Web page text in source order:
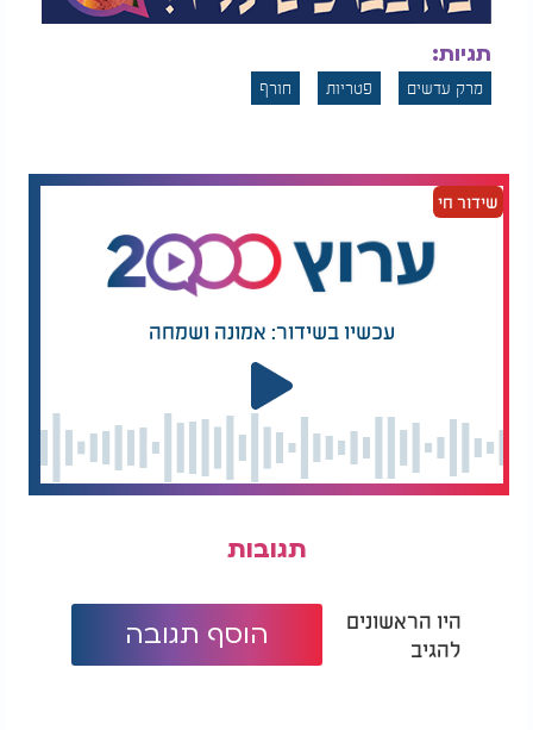
חבילת אטריות דקות
כף וחצי אבקת מרק (או תחליף טבעי לפי הטעם)
מלח, כורכום, פלפל לבן לפי הטעם
אופן ההכנה:
מחממים בסיר רחב את שמן הזית ומטגנים את הבצל, השום
והסלרי על אש נמוכה 2-3 דקות, עד שהירקות מתרככים קלות.
מוסיפים את הקמח ומערבבים עד שהוא נטמע בתערובת.
חותכים את הפטריות לפרוסות ומוסיפים לסיר, מערבבים
יוצקים את המים הרותחים ומוסיפים את אבקת המרק.
מוסיפים את העדשים ומתבלים במלח, כורכום ופלפל לבן.
מוסיפים את האטריות ומבשלים עוד 5-7 דקות, עד שהן רכות.
מוסיפים את הפטרוזיליה הקצוצה, מערבבים, טועמים ומתקנים
תיבול.
הוא רק משתבח למחרת. מומלץ להגיש עם פרוסת לחם
כפרי או טוסט חמאה קלוי בצד. זהו מרק שמחמם את
להיות פשוט, מחבק ומרגש.
תגיות:
מרק עדשים פטריות חורף
שידור חי
עכשיו בשידור: אמונה ושמחה
תגובות
היו הראשונים
להגיב
הוסף תגובה